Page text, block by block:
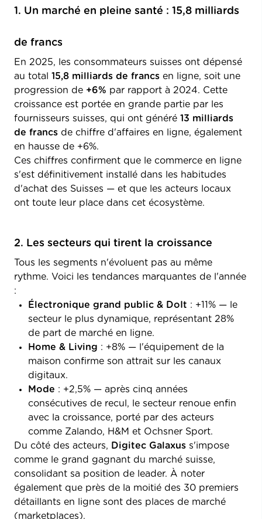
1. Un marché en pleine santé : 15,8 milliards
de francs
En 2025, les consommateurs suisses ont dépensé
au total 15,8 milliards de francs en ligne, soit une
progression de +6% par rapport à 2024. Cette
croissance est portée en grande partie par les
fournisseurs suisses, qui ont généré 13 milliards
de francs de chiffre d'affaires en ligne, également
en hausse de +6%.
Ces chiffres confirment que le commerce en ligne
s'est définitivement installé dans les habitudes
d'achat des Suisses — et que les acteurs locaux
ont toute leur place dans cet écosystème.
2. Les secteurs qui tirent la croissance
Tous les segments n'évoluent pas au même
rythme. Voici les tendances marquantes de l'année
:
Électronique grand public & DoIt : +11% — le
secteur le plus dynamique, représentant 28%
de part de marché en ligne.
Home & Living : +8% — l'équipement de la
maison confirme son attrait sur les canaux
digitaux.
Mode : +2,5% — après cinq années
consécutives de recul, le secteur renoue enfin
avec la croissance, porté par des acteurs
comme Zalando, H&M et Ochsner Sport.
Du côté des acteurs, Digitec Galaxus s'impose
comme le grand gagnant du marché suisse,
consolidant sa position de leader. À noter
également que près de la moitié des 30 premiers
détaillants en ligne sont des places de marché
(marketplaces).